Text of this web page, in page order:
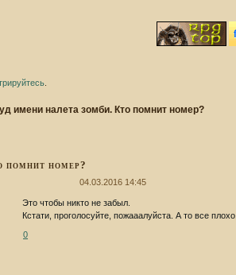
.
имени налета зомби. Кто помнит номер?
помнит номер?
04.03.2016 14:45
Это чтобы никто не забыл.
Кстати, проголосуйте, пожааалуйста. А то все плохо.
0